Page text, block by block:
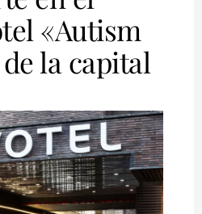
«Autism
la capital